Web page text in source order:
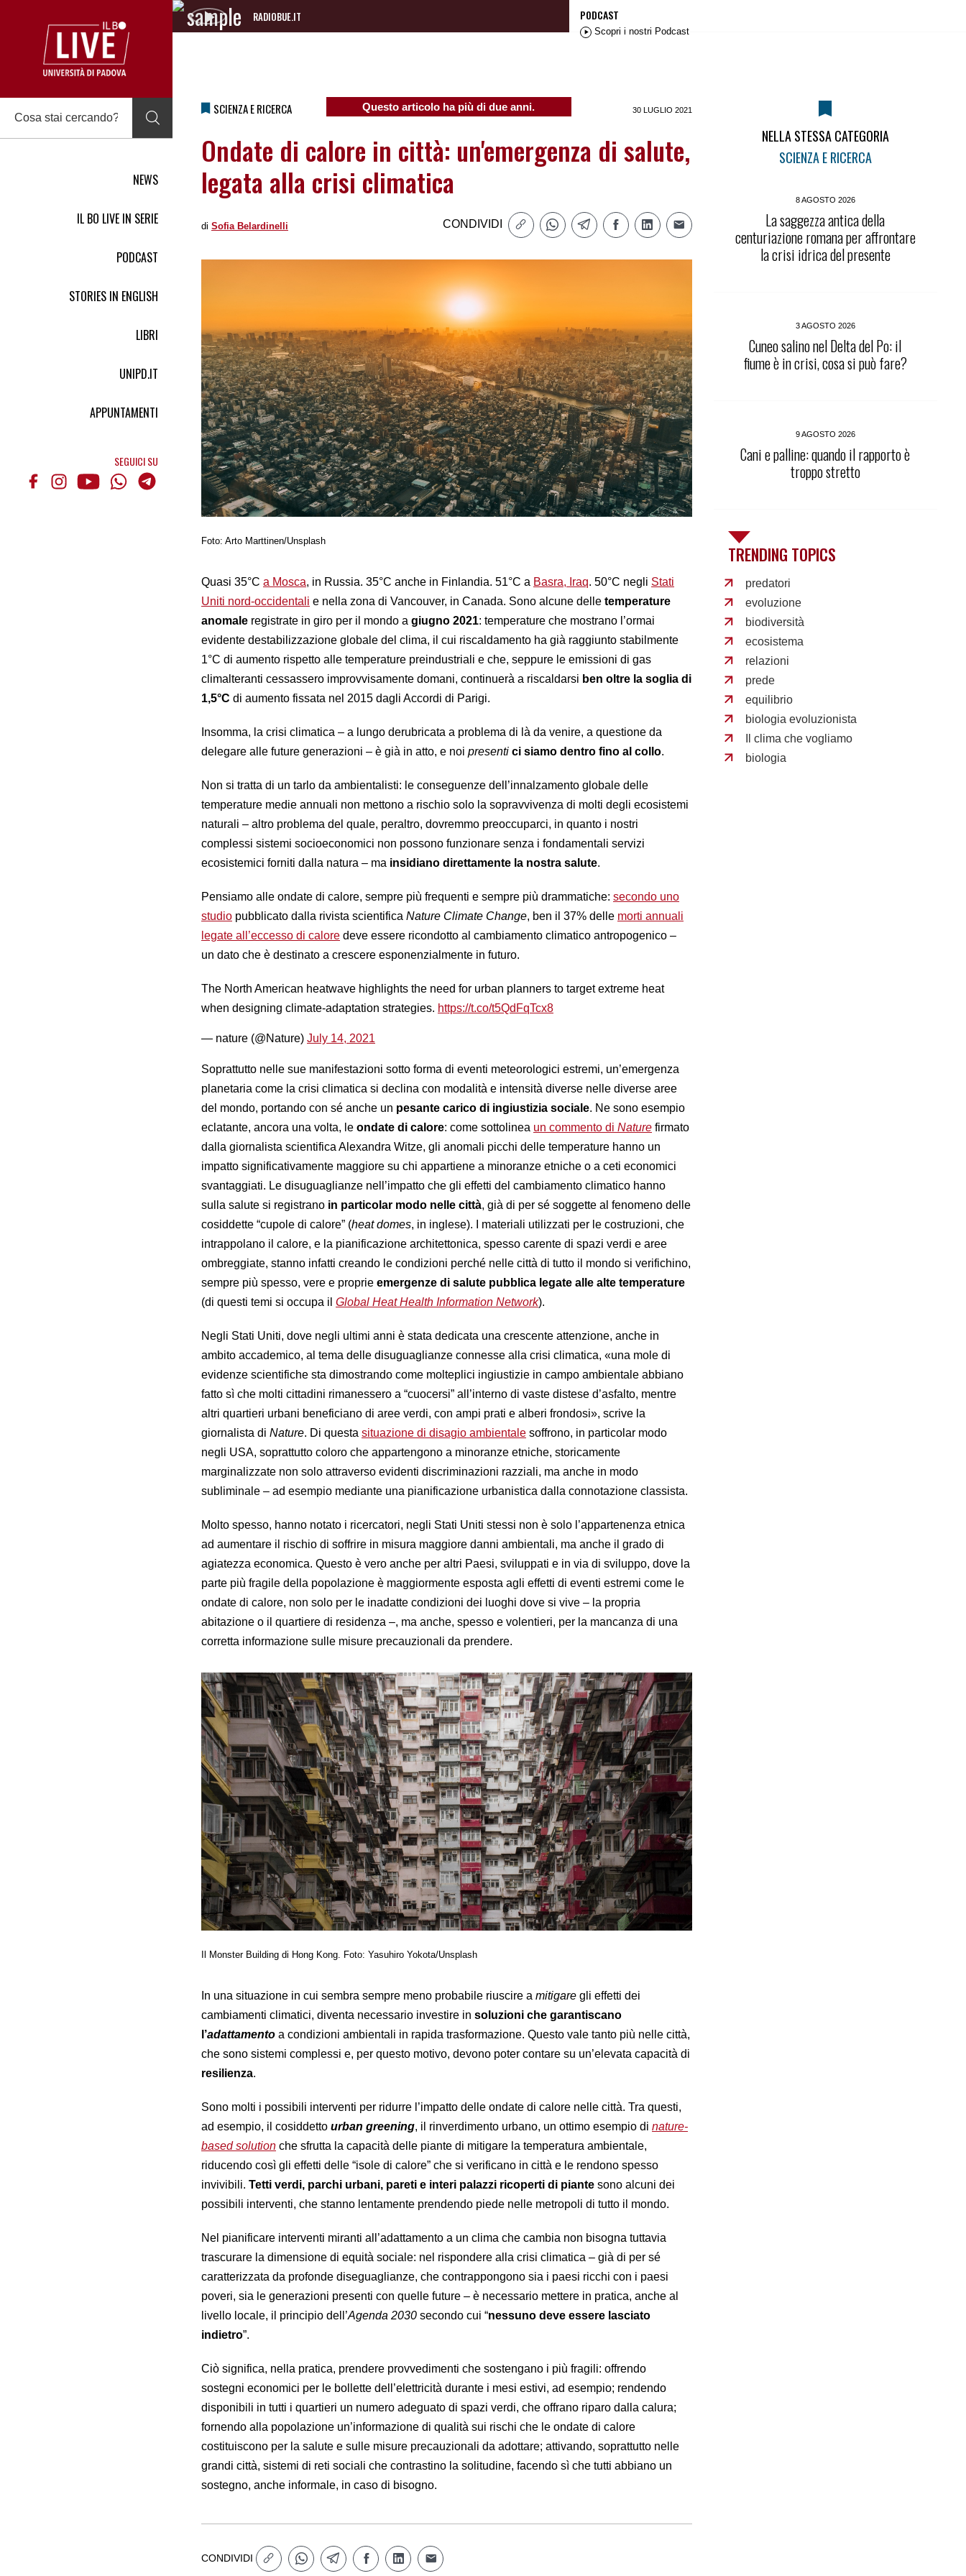
NEWS
IL BO LIVE IN SERIE
PODCAST
STORIES IN ENGLISH
LIBRI
UNIPD.IT
APPUNTAMENTI
SEGUICI SU
RADIOBUE.IT
Audio
PODCAST
Scopri i nostri Podcast
SCIENZA E RICERCA Questo articolo ha più di due anni. 30 LUGLIO 2021
Ondate di calore in città: un'emergenza di salute,
legata alla crisi climatica
di Sofia Belardinelli CONDIVIDI
Foto: Arto Marttinen/Unsplash
Quasi 35°C a Mosca, in Russia. 35°C anche in Finlandia. 51°C a Basra, Iraq. 50°C negli Stati
Uniti nord-occidentali e nella zona di Vancouver, in Canada. Sono alcune delle temperature
anomale registrate in giro per il mondo a giugno 2021: temperature che mostrano l’ormai
evidente destabilizzazione globale del clima, il cui riscaldamento ha già raggiunto stabilmente
1°C di aumento rispetto alle temperature preindustriali e che, seppure le emissioni di gas
climalteranti cessassero improvvisamente domani, continuerà a riscaldarsi ben oltre la soglia di
1,5°C di aumento fissata nel 2015 dagli Accordi di Parigi.
Insomma, la crisi climatica – a lungo derubricata a problema di là da venire, a questione da
delegare alle future generazioni – è già in atto, e noi presenti ci siamo dentro fino al collo.
Non si tratta di un tarlo da ambientalisti: le conseguenze dell’innalzamento globale delle
temperature medie annuali non mettono a rischio solo la sopravvivenza di molti degli ecosistemi
naturali – altro problema del quale, peraltro, dovremmo preoccuparci, in quanto i nostri
complessi sistemi socioeconomici non possono funzionare senza i fondamentali servizi
ecosistemici forniti dalla natura – ma insidiano direttamente la nostra salute.
Pensiamo alle ondate di calore, sempre più frequenti e sempre più drammatiche: secondo uno
studio pubblicato dalla rivista scientifica Nature Climate Change, ben il 37% delle morti annuali
legate all’eccesso di calore deve essere ricondotto al cambiamento climatico antropogenico –
un dato che è destinato a crescere esponenzialmente in futuro.
The North American heatwave highlights the need for urban planners to target extreme heat
when designing climate-adaptation strategies. https://t.co/t5QdFqTcx8
— nature (@Nature) July 14, 2021
Soprattutto nelle sue manifestazioni sotto forma di eventi meteorologici estremi, un’emergenza
planetaria come la crisi climatica si declina con modalità e intensità diverse nelle diverse aree
del mondo, portando con sé anche un pesante carico di ingiustizia sociale. Ne sono esempio
eclatante, ancora una volta, le ondate di calore: come sottolinea un commento di Nature firmato
dalla giornalista scientifica Alexandra Witze, gli anomali picchi delle temperature hanno un
impatto significativamente maggiore su chi appartiene a minoranze etniche o a ceti economici
svantaggiati. Le disuguaglianze nell’impatto che gli effetti del cambiamento climatico hanno
sulla salute si registrano in particolar modo nelle città, già di per sé soggette al fenomeno delle
cosiddette “cupole di calore” (heat domes, in inglese). I materiali utilizzati per le costruzioni, che
intrappolano il calore, e la pianificazione architettonica, spesso carente di spazi verdi e aree
ombreggiate, stanno infatti creando le condizioni perché nelle città di tutto il mondo si verifichino,
sempre più spesso, vere e proprie emergenze di salute pubblica legate alle alte temperature
(di questi temi si occupa il Global Heat Health Information Network).
Negli Stati Uniti, dove negli ultimi anni è stata dedicata una crescente attenzione, anche in
ambito accademico, al tema delle disuguaglianze connesse alla crisi climatica, «una mole di
evidenze scientifiche sta dimostrando come molteplici ingiustizie in campo ambientale abbiano
fatto sì che molti cittadini rimanessero a “cuocersi” all’interno di vaste distese d’asfalto, mentre
altri quartieri urbani beneficiano di aree verdi, con ampi prati e alberi frondosi», scrive la
giornalista di Nature. Di questa situazione di disagio ambientale soffrono, in particolar modo
negli USA, soprattutto coloro che appartengono a minoranze etniche, storicamente
marginalizzate non solo attraverso evidenti discriminazioni razziali, ma anche in modo
subliminale – ad esempio mediante una pianificazione urbanistica dalla connotazione classista.
Molto spesso, hanno notato i ricercatori, negli Stati Uniti stessi non è solo l’appartenenza etnica
ad aumentare il rischio di soffrire in misura maggiore danni ambientali, ma anche il grado di
agiatezza economica. Questo è vero anche per altri Paesi, sviluppati e in via di sviluppo, dove la
parte più fragile della popolazione è maggiormente esposta agli effetti di eventi estremi come le
ondate di calore, non solo per le inadatte condizioni dei luoghi dove si vive – la propria
abitazione o il quartiere di residenza –, ma anche, spesso e volentieri, per la mancanza di una
corretta informazione sulle misure precauzionali da prendere.
Il Monster Building di Hong Kong. Foto: Yasuhiro Yokota/Unsplash
In una situazione in cui sembra sempre meno probabile riuscire a mitigare gli effetti dei
cambiamenti climatici, diventa necessario investire in soluzioni che garantiscano
l’adattamento a condizioni ambientali in rapida trasformazione. Questo vale tanto più nelle città,
che sono sistemi complessi e, per questo motivo, devono poter contare su un’elevata capacità di
resilienza.
Sono molti i possibili interventi per ridurre l’impatto delle ondate di calore nelle città. Tra questi,
ad esempio, il cosiddetto urban greening, il rinverdimento urbano, un ottimo esempio di nature-
based solution che sfrutta la capacità delle piante di mitigare la temperatura ambientale,
riducendo così gli effetti delle “isole di calore” che si verificano in città e le rendono spesso
invivibili. Tetti verdi, parchi urbani, pareti e interi palazzi ricoperti di piante sono alcuni dei
possibili interventi, che stanno lentamente prendendo piede nelle metropoli di tutto il mondo.
Nel pianificare interventi miranti all’adattamento a un clima che cambia non bisogna tuttavia
trascurare la dimensione di equità sociale: nel rispondere alla crisi climatica – già di per sé
caratterizzata da profonde diseguaglianze, che contrappongono sia i paesi ricchi con i paesi
poveri, sia le generazioni presenti con quelle future – è necessario mettere in pratica, anche al
livello locale, il principio dell’Agenda 2030 secondo cui “nessuno deve essere lasciato
indietro”.
Ciò significa, nella pratica, prendere provvedimenti che sostengano i più fragili: offrendo
sostegni economici per le bollette dell’elettricità durante i mesi estivi, ad esempio; rendendo
disponibili in tutti i quartieri un numero adeguato di spazi verdi, che offrano riparo dalla calura;
fornendo alla popolazione un’informazione di qualità sui rischi che le ondate di calore
costituiscono per la salute e sulle misure precauzionali da adottare; attivando, soprattutto nelle
grandi città, sistemi di reti sociali che contrastino la solitudine, facendo sì che tutti abbiano un
sostegno, anche informale, in caso di bisogno.
CONDIVIDI
NELLA STESSA CATEGORIA
SCIENZA E RICERCA
8 AGOSTO 2026
La saggezza antica della
centuriazione romana per affrontare
la crisi idrica del presente
3 AGOSTO 2026
Cuneo salino nel Delta del Po: il
fiume è in crisi, cosa si può fare?
9 AGOSTO 2026
Cani e palline: quando il rapporto è
troppo stretto
TRENDING TOPICS
predatori
evoluzione
biodiversità
ecosistema
relazioni
prede
equilibrio
biologia evoluzionista
Il clima che vogliamo
biologia